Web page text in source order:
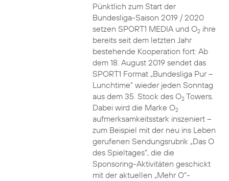
Pünktlich zum Start der
Bundesliga-Saison 2019 / 2020
setzen SPORT1 MEDIA und O2ihre
bereits seit dem letzten Jahr
bestehende Kooperation fort: Ab
dem 18. August 2019 sendet das
SPORT1 Format „Bundesliga Pur –
Lunchtime“ wieder jeden Sonntag
aus dem 35. Stock des O2Towers.
Dabei wird die Marke O2
aufmerksamkeitsstark inszeniert –
zum Beispiel mit der neu ins Leben
gerufenen Sendungsrubrik „Das O
des Spieltages“, die die
Sponsoring-Aktivitäten geschickt
mit der aktuellen „Mehr O“-